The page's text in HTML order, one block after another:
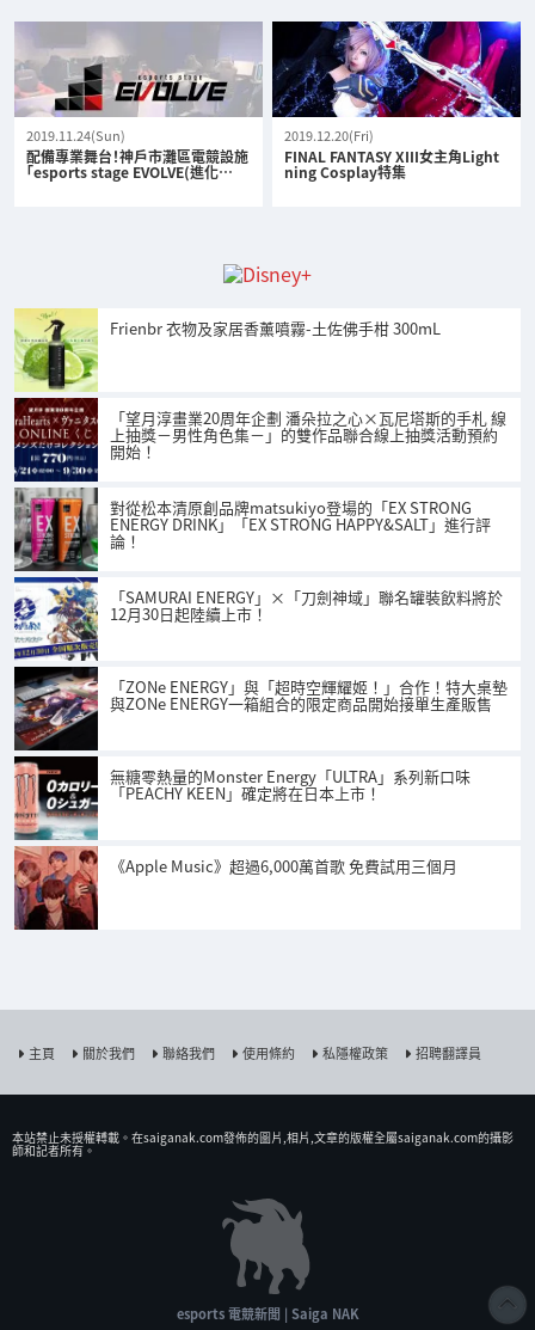
2019.11.24(Sun)
配備專業舞台！神戶市灘區電競設施
「esports stage EVOLVE(進化…
2019.12.20(Fri)
FINAL FANTASY XIII女主角Light
ning Cosplay特集
Frienbr 衣物及家居香薰噴霧-土佐佛手柑 300mL
「望月淳畫業20周年企劃 潘朵拉之心×瓦尼塔斯的手札 線
上抽獎－男性角色集－」的雙作品聯合線上抽獎活動預約
開始！
對從松本清原創品牌matsukiyo登場的「EX STRONG
ENERGY DRINK」「EX STRONG HAPPY&SALT」進行評
論！
「SAMURAI ENERGY」×「刀劍神域」聯名罐裝飲料將於
12月30日起陸續上市！
「ZONe ENERGY」與「超時空輝耀姬！」合作！特大桌墊
與ZONe ENERGY一箱組合的限定商品開始接單生產販售
無糖零熱量的Monster Energy「ULTRA」系列新口味
「PEACHY KEEN」確定將在日本上市！
《Apple Music》超過6,000萬首歌 免費試用三個月
主頁 關於我們 聯絡我們 使用條約 私隱權政策 招聘翻譯員
本站禁止未授權𨍭載。在saiganak.com發佈的圖片,相片,文章的版權全屬saiganak.com的攝影
師和記者所有。
esports 電競新聞 | Saiga NAK